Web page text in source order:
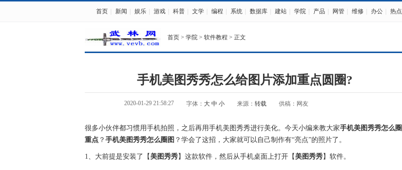
首页 新闻 娱乐 游戏 科普 文学 编程 系统 数据库 建站 学院 产品 网管 维修 办公 热点
首页 > 学院 > 软件教程 > 正文
手机美图秀秀怎么给图片添加重点圆圈?
2020-01-29 21:58:27 字体： 大 中 小 来源： 转载 供稿：网友
很多小伙伴都习惯用手机拍照，之后再用手机美图秀秀进行美化。今天小编来教大家手机美图秀秀怎么圈
重点 ？ 手机美图秀秀怎么圈图 ？学会了这招，大家就可以自己制作有“亮点”的照片了。
1、大前提是安装了【美图秀秀】这款软件，然后从手机桌面上打开【美图秀秀】软件。